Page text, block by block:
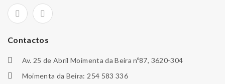
Contactos
Av. 25 de Abril Moimenta da Beira nº87, 3620-304
Moimenta da Beira: 254 583 336